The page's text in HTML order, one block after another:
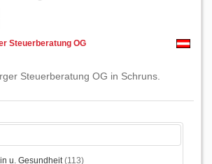
Steuerberatung OG
Steuerberatung OG in Schruns.
u. Gesundheit(113)